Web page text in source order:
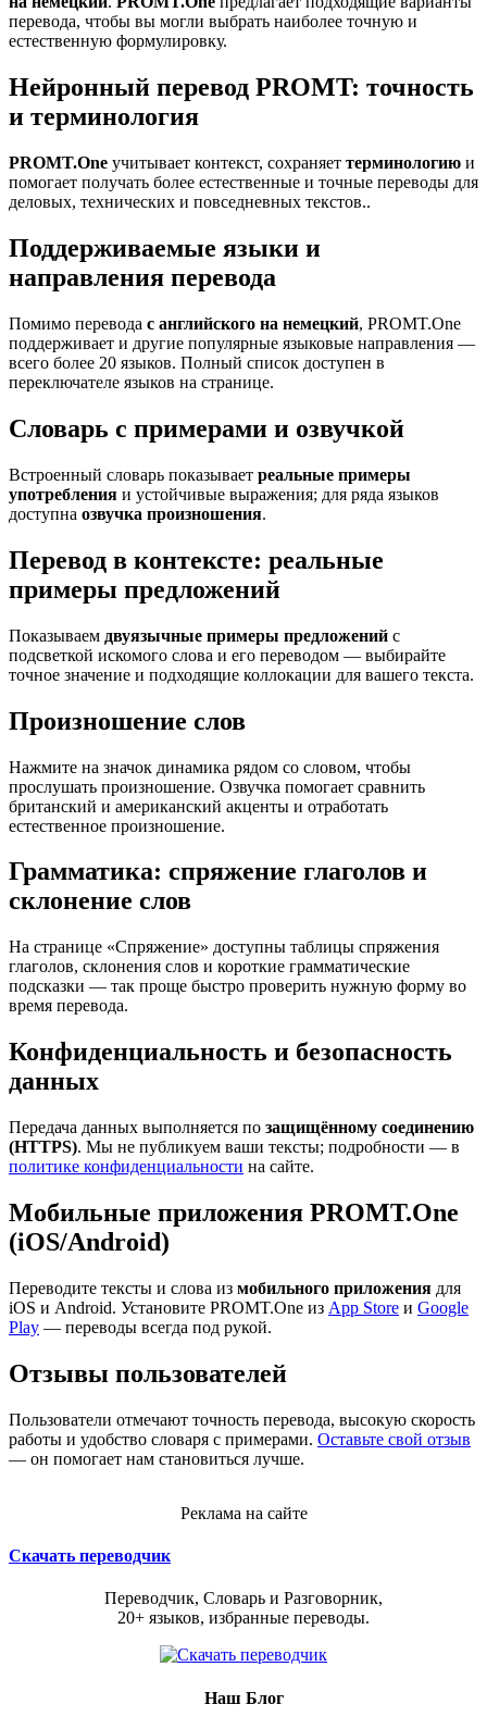
перевода, чтобы вы могли выбрать наиболее точную и
естественную формулировку.
Нейронный перевод PROMT: точность
и терминология
PROMT.One учитывает контекст, сохраняет терминологию и
помогает получать более естественные и точные переводы для
деловых, технических и повседневных текстов..
Поддерживаемые языки и
направления перевода
Помимо перевода с английского на немецкий, PROMT.One
поддерживает и другие популярные языковые направления —
всего более 20 языков. Полный список доступен в
переключателе языков на странице.
Словарь с примерами и озвучкой
Встроенный словарь показывает реальные примеры
употребления и устойчивые выражения; для ряда языков
доступна озвучка произношения.
Перевод в контексте: реальные
примеры предложений
Показываем двуязычные примеры предложений с
подсветкой искомого слова и его переводом — выбирайте
точное значение и подходящие коллокации для вашего текста.
Произношение слов
Нажмите на значок динамика рядом со словом, чтобы
прослушать произношение. Озвучка помогает сравнить
британский и американский акценты и отработать
естественное произношение.
Грамматика: спряжение глаголов и
склонение слов
На странице «Спряжение» доступны таблицы спряжения
глаголов, склонения слов и короткие грамматические
подсказки — так проще быстро проверить нужную форму во
время перевода.
Конфиденциальность и безопасность
данных
Передача данных выполняется по защищённому соединению
(HTTPS). Мы не публикуем ваши тексты; подробности — в
политике конфиденциальности на сайте.
Мобильные приложения PROMT.One
(iOS/Android)
Переводите тексты и слова из мобильного приложения для
iOS и Android. Установите PROMT.One из App Store и Google
Play — переводы всегда под рукой.
Отзывы пользователей
Пользователи отмечают точность перевода, высокую скорость
работы и удобство словаря с примерами. Оставьте свой отзыв
— он помогает нам становиться лучше.
Реклама на сайте
Скачать переводчик
Переводчик, Словарь и Разговорник,
20+ языков, избранные переводы.
Наш Блог